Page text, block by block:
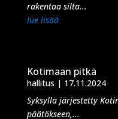
rakentaa silta...
lue lisää
Kotimaan pitkä
hallitus | 17.11.2024
Syksyllä järjestetty
päätökseen,...